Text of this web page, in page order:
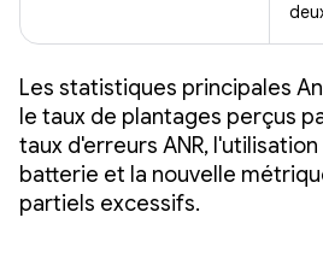
Les statistiques principales
le taux de plantages perçus
taux d'erreurs ANR,
batterie et la nouvelle
partiels excessifs.